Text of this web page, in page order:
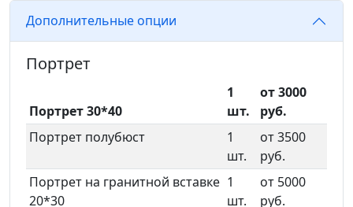
Дополнительные опции
Портрет
Портрет 30*40
1
шт.
от 3000
руб.
Портрет полубюст
1
шт.
от 3500
руб.
Портрет на гранитной вставке
20*30
1
шт.
от 5000
руб.